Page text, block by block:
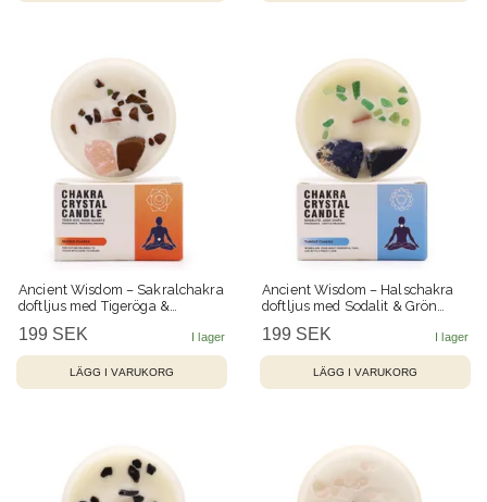
Ancient Wisdom – Sakralchakra
doftljus med Tigeröga &
199 SEK
Ancient Wisdom – Halschakra
doftljus med Sodalit & Grön
199 SEK